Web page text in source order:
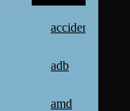
accident
adb
amd